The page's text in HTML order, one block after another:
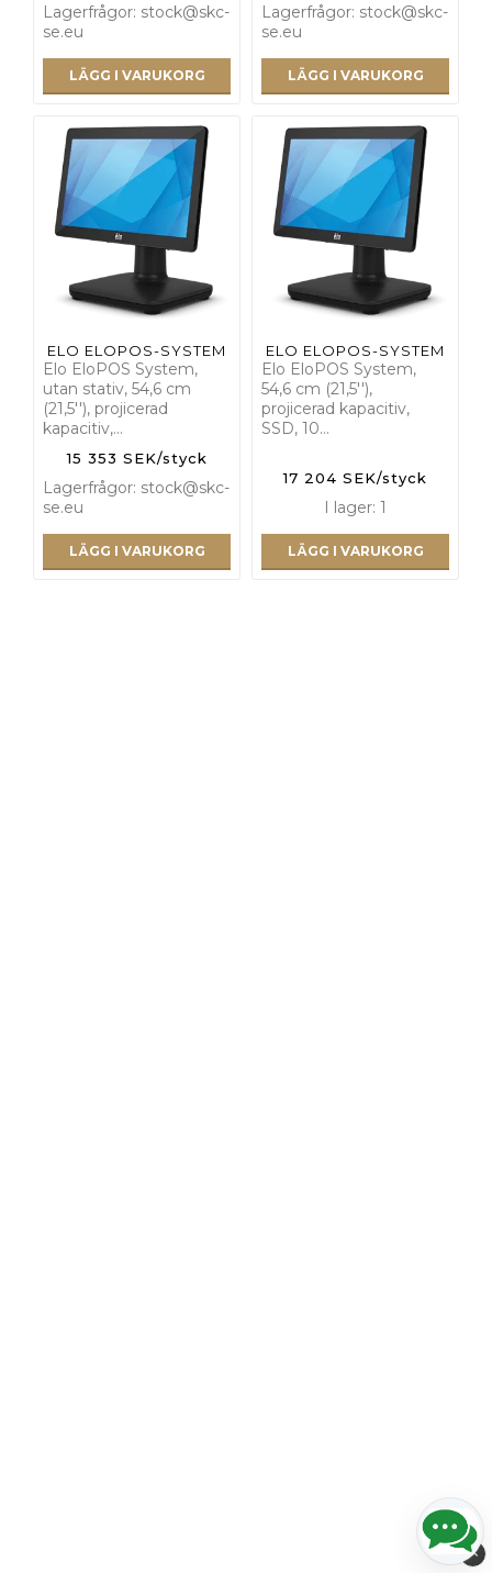
Lagerfrågor: stock@skc-
se.eu
LÄGG I VARUKORG
Lagerfrågor: stock@skc-
se.eu
LÄGG I VARUKORG
ELO ELOPOS-SYSTEM
Elo EloPOS System,
utan stativ, 54,6 cm
(21,5''), projicerad
kapacitiv,…
15 353 SEK/styck
Lagerfrågor: stock@skc-
se.eu
LÄGG I VARUKORG
ELO ELOPOS-SYSTEM
Elo EloPOS System,
54,6 cm (21,5''),
projicerad kapacitiv,
SSD, 10…
17 204 SEK/styck
I lager: 1
LÄGG I VARUKORG